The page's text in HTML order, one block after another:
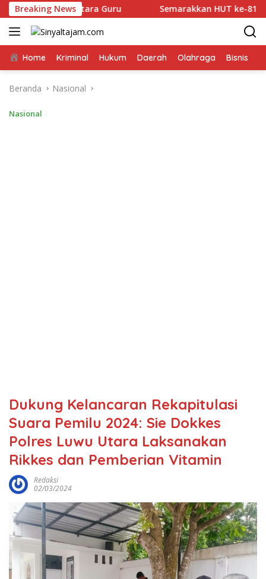
Langsung
ke
konten
Breaking News
di Bumi Batara Guru Semarakkan HUT ke-81
Home Kriminal Hukum Daerah Olahraga Bisnis
Beranda Nasional
Nasional
Dukung Kelancaran Rekapitulasi
Suara Pemilu 2024: Sie Dokkes
Polres Luwu Utara Laksanakan
Rikkes dan Pemberian Vitamin
Redaksi
02/03/2024